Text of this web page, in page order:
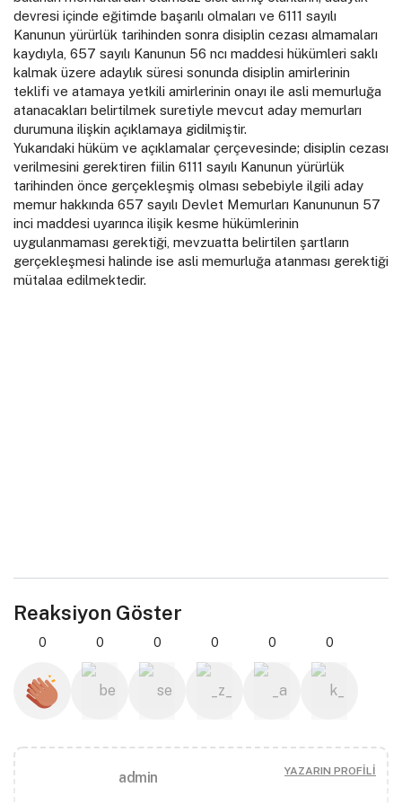
devresi içinde eğitimde başarılı olmaları ve 6111 sayılı
Kanunun yürürlük tarihinden sonra disiplin cezası almamaları
kaydıyla, 657 sayılı Kanunun 56 ncı maddesi hükümleri saklı
kalmak üzere adaylık süresi sonunda disiplin amirlerinin
teklifi ve atamaya yetkili amirlerinin onayı ile asli memurluğa
atanacakları belirtilmek suretiyle mevcut aday memurları
durumuna ilişkin açıklamaya gidilmiştir.
Yukarıdaki hüküm ve açıklamalar çerçevesinde; disiplin cezası
verilmesini gerektiren fiilin 6111 sayılı Kanunun yürürlük
tarihinden önce gerçekleşmiş olması sebebiyle ilgili aday
memur hakkında 657 sayılı Devlet Memurları Kanununun 57
inci maddesi uyarınca ilişik kesme hükümlerinin
uygulanmaması gerektiği, mevzuatta belirtilen şartların
gerçekleşmesi halinde ise asli memurluğa atanması gerektiği
mütalaa edilmektedir.
Reaksiyon Göster
0 0 0 0 0 0
admin YAZARIN PROFILI